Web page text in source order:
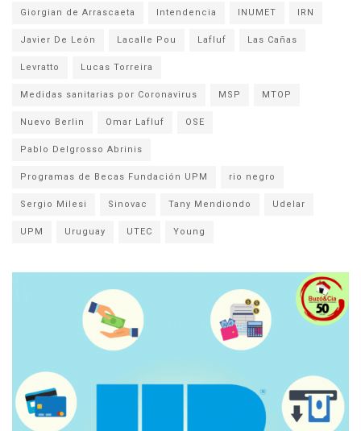
Giorgian de Arrascaeta Intendencia INUMET IRN
Javier De León Lacalle Pou Lafluf Las Cañas
Levratto Lucas Torreira
Medidas sanitarias por Coronavirus MSP MTOP
Nuevo Berlin Omar Lafluf OSE
Pablo Delgrosso Abrinis
Programas de Becas Fundación UPM rio negro
Sergio Milesi Sinovac Tany Mendiondo Udelar
UPM Uruguay UTEC Young